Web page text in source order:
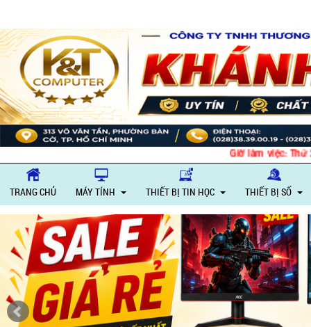
Giờ làm việc: Thứ
TRANG CHỦ MÁY TÍNH THIẾT BỊ TIN HỌC THIẾT BỊ SỐ